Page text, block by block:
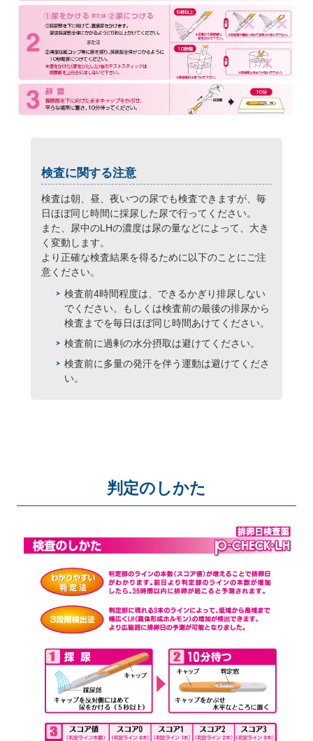
検査に関する注意
検査は朝、昼、夜いつの尿でも検査できますが、毎
日ほぼ同じ時間に採尿した尿で行ってください。
また、尿中のLHの濃度は尿の量などによって、大き
く変動します。
より正確な検査結果を得るために以下のことにご注
意ください。
検査前4時間程度は、できるかぎり排尿しない
でください。もしくは検査前の最後の排尿から
検査までを毎日ほぼ同じ時間あけてください。
検査前に過剰の水分摂取は避けてください。
検査前に多量の発汗を伴う運動は避けてくださ
い。
判定のしかた